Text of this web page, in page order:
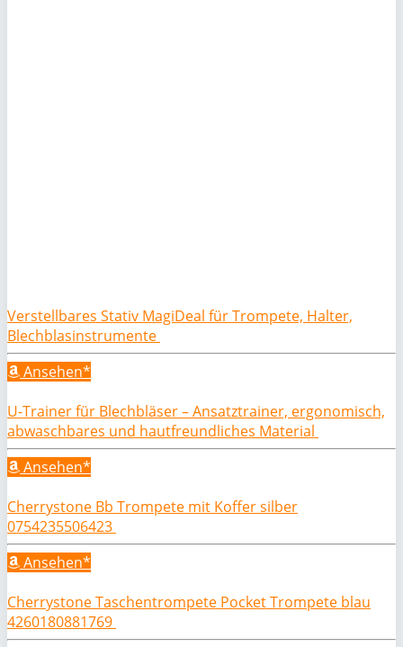
Verstellbares Stativ MagiDeal für Trompete, Halter,
Blechblasinstrumente
Ansehen*
U-Trainer für Blechbläser – Ansatztrainer, ergonomisch,
abwaschbares und hautfreundliches Material
Ansehen*
Cherrystone Bb Trompete mit Koffer silber
0754235506423
Ansehen*
Cherrystone Taschentrompete Pocket Trompete blau
4260180881769